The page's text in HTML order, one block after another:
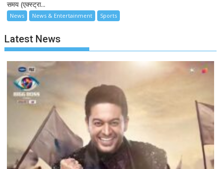
समय (एक्स्ट्रा...
News News & Entertainment Sports
Latest News